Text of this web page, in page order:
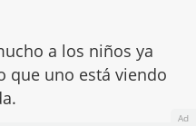
a los niños ya
que uno está viendo
Ad